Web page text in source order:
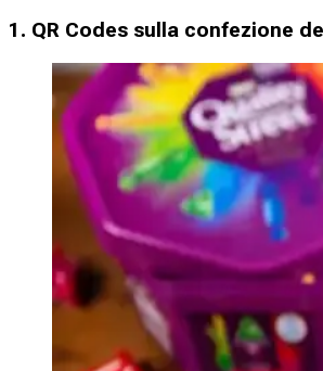
1. QR Codes sulla confezione